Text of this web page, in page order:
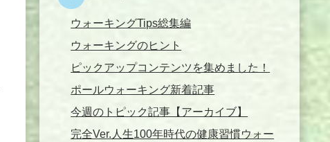
ウォーキングTips総集編
ウォーキングのヒント
ピックアップコンテンツを集めました！
ポールウォーキング新着記事
今週のトピック記事【アーカイブ】
完全Ver.人生100年時代の健康習慣ウォー